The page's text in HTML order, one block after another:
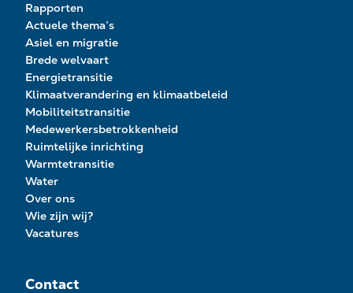
Rapporten
Actuele thema’s
Asiel en migratie
Brede welvaart
Energietransitie
Klimaatverandering en klimaatbeleid
Mobiliteitstransitie
Medewerkersbetrokkenheid
Ruimtelijke inrichting
Warmtetransitie
Water
Over ons
Wie zijn wij?
Vacatures
Contact